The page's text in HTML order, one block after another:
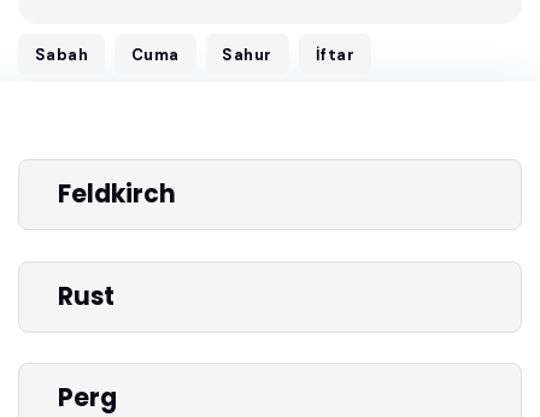
Sabah Cuma Sahur İftar
Feldkirch
Rust
Perg